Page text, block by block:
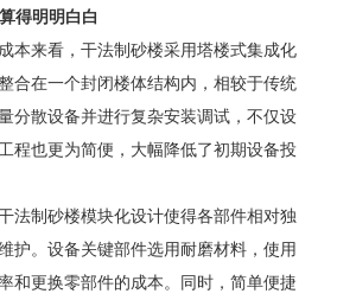
得明明白白
本来看，干法制砂楼采用塔楼式集成化
合在一个封闭楼体结构内，相较于传统
分散设备并进行复杂安装调试，不仅设
程也更为简便，大幅降低了初期设备投
法制砂楼模块化设计使得各部件相对独
护。设备关键部件选用耐磨材料，使用
和更换零部件的成本。同时，简单便捷